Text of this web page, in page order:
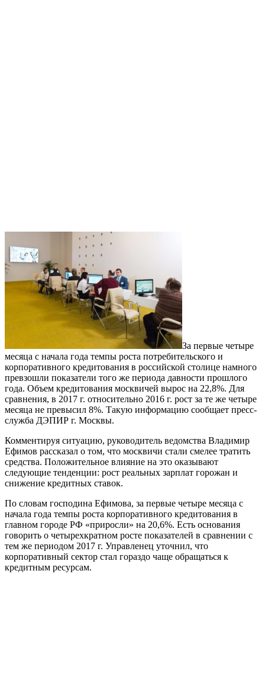
За первые четыре
месяца с начала года темпы роста потребительского и
корпоративного кредитования в российской столице намного
превзошли показатели того же периода давности прошлого
года. Объем кредитования москвичей вырос на 22,8%. Для
сравнения, в 2017 г. относительно 2016 г. рост за те же четыре
месяца не превысил 8%. Такую информацию сообщает пресс-
служба ДЭПИР г. Москвы.
Комментируя ситуацию, руководитель ведомства Владимир
Ефимов рассказал о том, что москвичи стали смелее тратить
средства. Положительное влияние на это оказывают
следующие тенденции: рост реальных зарплат горожан и
снижение кредитных ставок.
По словам господина Ефимова, за первые четыре месяца с
начала года темпы роста корпоративного кредитования в
главном городе РФ «приросли» на 20,6%. Есть основания
говорить о четырехкратном росте показателей в сравнении с
тем же периодом 2017 г. Управленец уточнил, что
корпоративный сектор стал гораздо чаще обращаться к
кредитным ресурсам.